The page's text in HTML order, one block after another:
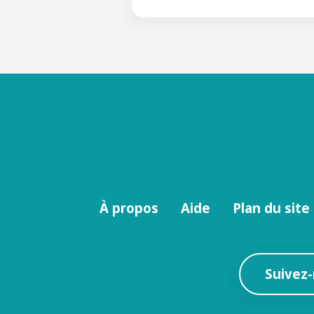
MenuÀ propos Aide Plan du site